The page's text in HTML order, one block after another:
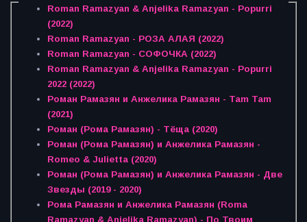
Roman Ramazyan & Anjelika Ramazyan - Popurri
(2022)
Roman Ramazyan - РОЗА АЛАЯ (2022)
Roman Ramazyan - СОФОЧКА (2022)
Roman Ramazyan & Anjelika Ramazyan - Popurri
2022 (2022)
Роман Рамазян и Анжелика Рамазян - Tam Tam
(2021)
Роман (Рома Рамазян) - Тёща (2020)
Роман (Рома Рамазян) и Анжелика Рамазян -
Romeo & Julietta (2020)
Роман (Рома Рамазян) и Анжелика Рамазян - Две
Звезды (2019 - 2020)
Рома Рамазян и Анжелика Рамазян (Roma
Ramazyan & Anjelika Ramazyan) - По Твоим